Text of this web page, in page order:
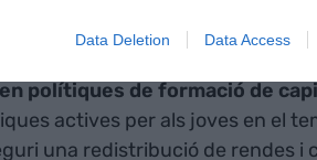
Data Deletion Data Access
polítiques de formació de
actives per als joves en el
una redistribució de rendes i